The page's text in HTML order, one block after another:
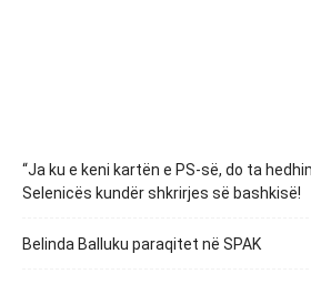
“Ja ku e keni kartën e PS-së, do ta
Selenicës kundër shkrirjes së bashkisë!
Belinda Balluku paraqitet në SPAK